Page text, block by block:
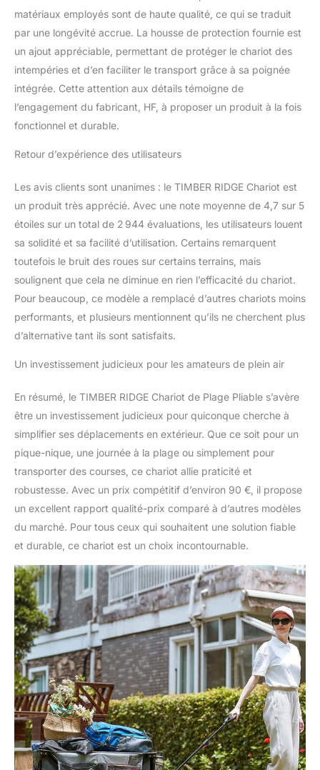
couleurs pour répondre à
vos besoins individuels.
Nous nous concentrons
depuis plus de dix ans
sur la recherche et le
développement de
RIDGE est conçu par un
prêts à répondre à vos
questions.
matériaux employés sont de haute qualité, ce qui se traduit
par une longévité accrue. La housse de protection fournie est
un ajout appréciable, permettant de protéger le chariot des
intempéries et d’en faciliter le transport grâce à sa poignée
intégrée. Cette attention aux détails témoigne de
l’engagement du fabricant, HF, à proposer un produit à la fois
fonctionnel et durable.
Retour d’expérience des utilisateurs
Les avis clients sont unanimes : le TIMBER RIDGE Chariot est
un produit très apprécié. Avec une note moyenne de 4,7 sur 5
étoiles sur un total de 2 944 évaluations, les utilisateurs louent
sa solidité et sa facilité d’utilisation. Certains remarquent
toutefois le bruit des roues sur certains terrains, mais
soulignent que cela ne diminue en rien l’efficacité du chariot.
Pour beaucoup, ce modèle a remplacé d’autres chariots moins
performants, et plusieurs mentionnent qu’ils ne cherchent plus
d’alternative tant ils sont satisfaits.
Un investissement judicieux pour les amateurs de plein air
En résumé, le TIMBER RIDGE Chariot de Plage Pliable s’avère
être un investissement judicieux pour quiconque cherche à
simplifier ses déplacements en extérieur. Que ce soit pour un
pique-nique, une journée à la plage ou simplement pour
transporter des courses, ce chariot allie praticité et
robustesse. Avec un prix compétitif d’environ 90 €, il propose
un excellent rapport qualité-prix comparé à d’autres modèles
du marché. Pour tous ceux qui souhaitent une solution fiable
et durable, ce chariot est un choix incontournable.